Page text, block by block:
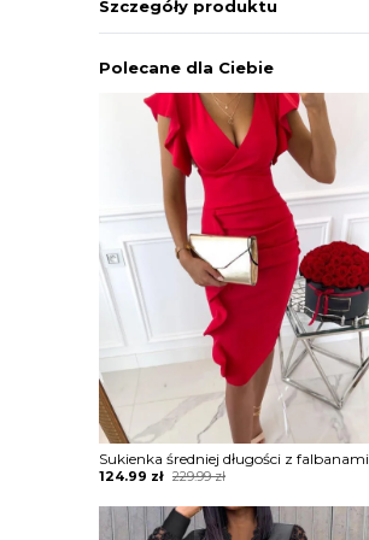
Szczegóły produktu
Polecane dla Ciebie
Sukienka średniej długości z falbanami
229.99zł
Original
was:
229.99 zł.
124.99 zł
Current
is:
124.99 zł.